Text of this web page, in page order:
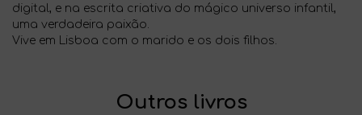
digital, e na escrita criativa do mágico universo infantil,
uma verdadeira paixão.
Vive em Lisboa com o marido e os dois filhos.
Outros livros